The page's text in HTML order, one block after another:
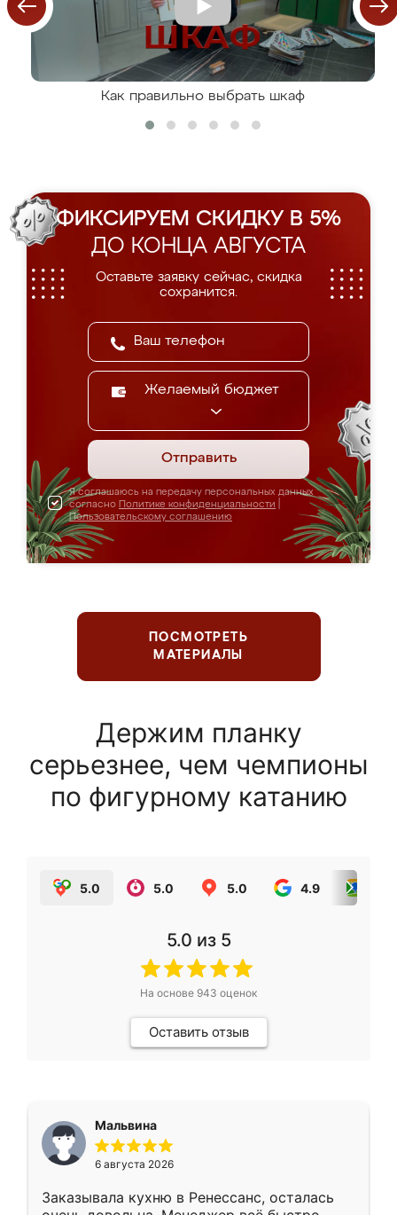
Как правильно выбрать шкаф
ФИКСИРУЕМ СКИДКУ В 5%
ДО КОНЦА АВГУСТА
Оставьте заявку сейчас, скидка
сохранится.
Желаемый бюджет
Отправить
Я соглашаюсь на передачу персональных данных
согласно Политике конфиденциальности
Пользовательскому соглашению
ПОСМОТРЕТЬ
МАТЕРИАЛЫ
Держим планку
серьезнее, чем чемпионы
по фигурному катанию
5.0 5.0 5.0 4.9
5.0 из 5
На основе 943 оценок
Оставить отзыв
Мальвина
6 августа 2026
Заказывала кухню в Ренессанс, осталась